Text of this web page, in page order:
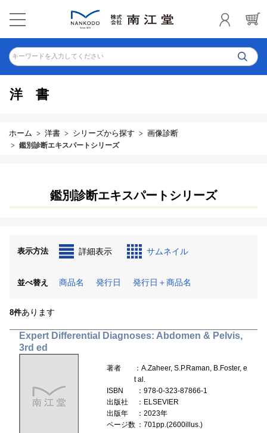
キーワードを入力してください
洋書
ホーム 洋書 シリーズから探す 画像診断
鑑別診断エキスパートシリーズ
鑑別診断エキスパートシリーズ
表示方法 詳細表示 サムネイル
並べ替え 商品名 発行日 発行日＋商品名
8件あります
Expert Differential Diagnoses: Abdomen & Pelvis,
3rd ed
著者
：A.Zaheer, S.P.Raman, B.Foster, e
t al.
ISBN
：978-0-323-87866-1
出版社
：ELSEVIER
出版年
：2023年
ページ数 ：701pp.(2600illus.)